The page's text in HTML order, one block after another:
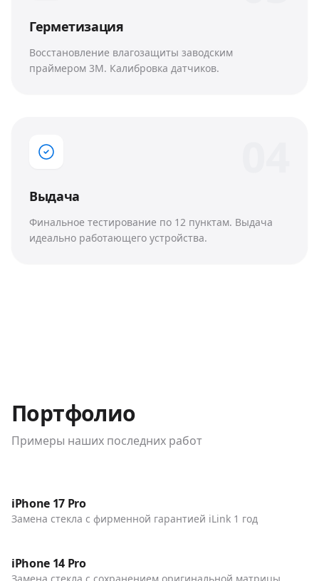
Герметизация
Восстановление влагозащиты заводским
праймером 3M. Калибровка датчиков.
Выдача
Финальное тестирование по 12 пунктам. Выдача
идеально работающего устройства.
Портфолио
Примеры наших последних работ
Телефоны
iPhone 17 Pro
Замена стекла с фирменной гарантией iLink 1 год
Телефоны
До / После
iPhone 14 Pro